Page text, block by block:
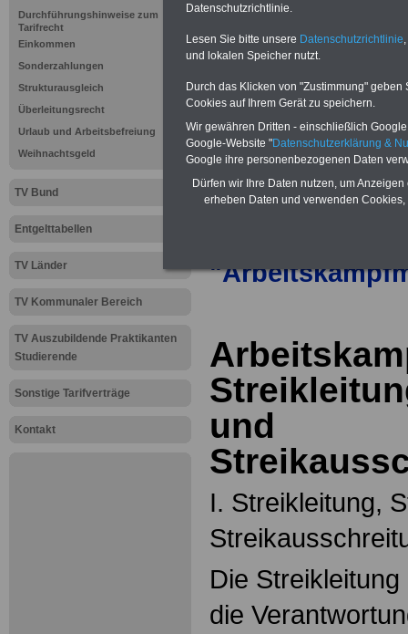
Durchführungshinweise zum
Tarifrecht
Einkommen
Sonderzahlungen
Strukturausgleich
Überleitungsrecht
Urlaub und Arbeitsbefreiung
Weihnachtsgeld
TV Bund
Entgelttabellen
TV Länder
TV Kommunaler Bereich
TV Auszubildende Praktikanten
Studierende
Sonstige Tarifverträge
Kontakt
>>>zur
und
I. Streikleitung,
Die
die
Datenschutzrichtlinie.
Lesen Sie bitte unsere Datenschutzrichtlinie
und lokalen Speicher nutzt.
Durch das Klicken von "Zustimmung"
Cookies auf Ihrem Gerät zu speichern.
Wir gewähren Dritten - einschließlich
Google-Website "Datenschutzerklärung &
Google ihre personenbezogenen Daten
Dürfen wir Ihre Daten nutzen, um
erheben Daten und verwenden